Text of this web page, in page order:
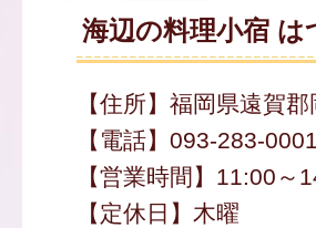
海辺の料理小宿 は
【住所】福岡県遠賀
【電話】093-283-0001
【営業時間】11:00
【定休日】木曜